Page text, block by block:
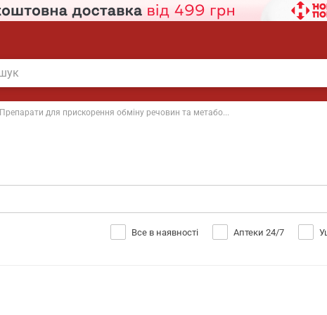
Препарати для прискорення обміну речовин та метабо...
Все в наявності Аптеки 24/7